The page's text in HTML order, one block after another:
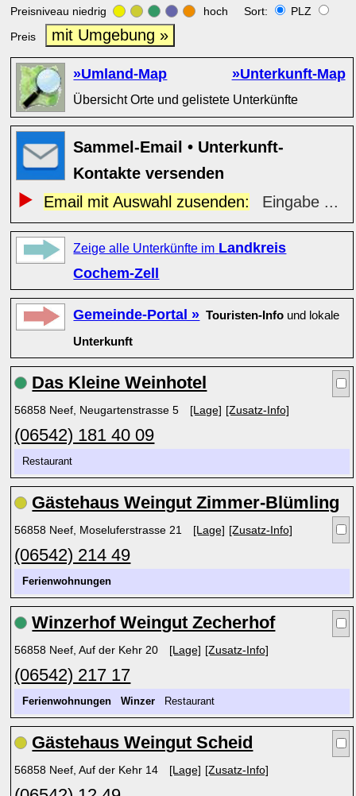
Preisniveau niedrig hoch Sort:
PLZ
Preis
mit Umgebung »
»Umland-Map »Unterkunft-Map
Übersicht Orte und gelistete Unterkünfte
Sammel-Email • Unterkunft-
Kontakte versenden
Email mit Auswahl zusenden:
Eingabe ...
Zeige alle Unterkünfte im Landkreis
Cochem-Zell
Gemeinde-Portal » Touristen-Info und lokale
Unterkunft
Das Kleine Weinhotel
56858 Neef, Neugartenstrasse 5 [Lage] [Zusatz-Info]
(06542) 181 40 09
Restaurant
Gästehaus Weingut Zimmer-Blümling
56858 Neef, Moseluferstrasse 21 [Lage] [Zusatz-Info]
(06542) 214 49
Ferienwohnungen
Winzerhof Weingut Zecherhof
56858 Neef, Auf der Kehr 20 [Lage] [Zusatz-Info]
(06542) 217 17
Ferienwohnungen Winzer Restaurant
Gästehaus Weingut Scheid
56858 Neef, Auf der Kehr 14 [Lage] [Zusatz-Info]